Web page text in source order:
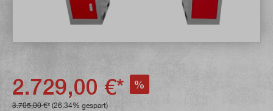
2.729,00 €* %
3.705,00 €* (26.34% gespart)